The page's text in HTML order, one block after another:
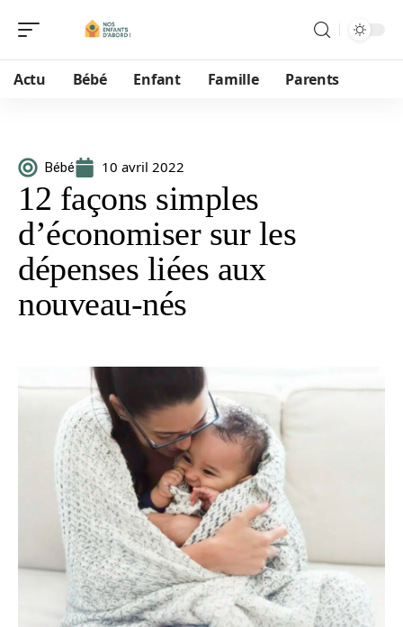
Actu Bébé Enfant Famille Parents
Bébé 10 avril 2022
12 façons simples
d’économiser sur les
dépenses liées aux
nouveau-nés